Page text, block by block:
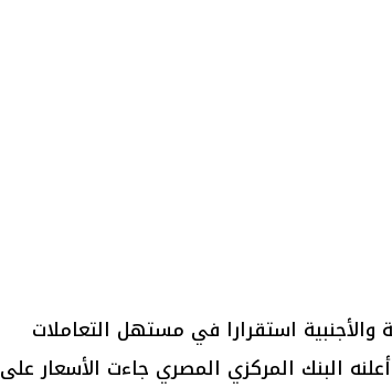
استقرارا في مستهل التعاملات
البنك المركزي المصري جاءت الأسعار على